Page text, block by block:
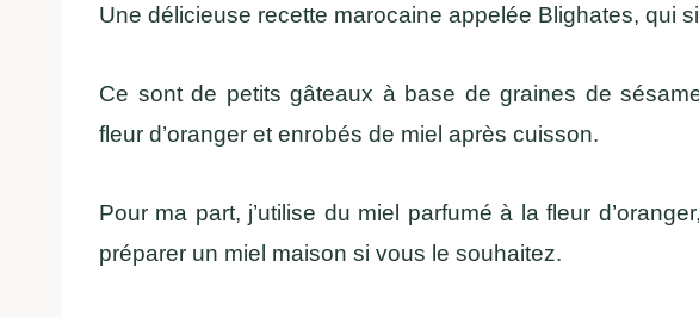
Une délicieuse recette marocaine appelée Blighates, qui
Ce sont de petits gâteaux à base de graines de
fleur d’oranger et enrobés de miel après cuisson.
Pour ma part, j’utilise du miel parfumé à la fleur
préparer un miel maison si vous le souhaitez.